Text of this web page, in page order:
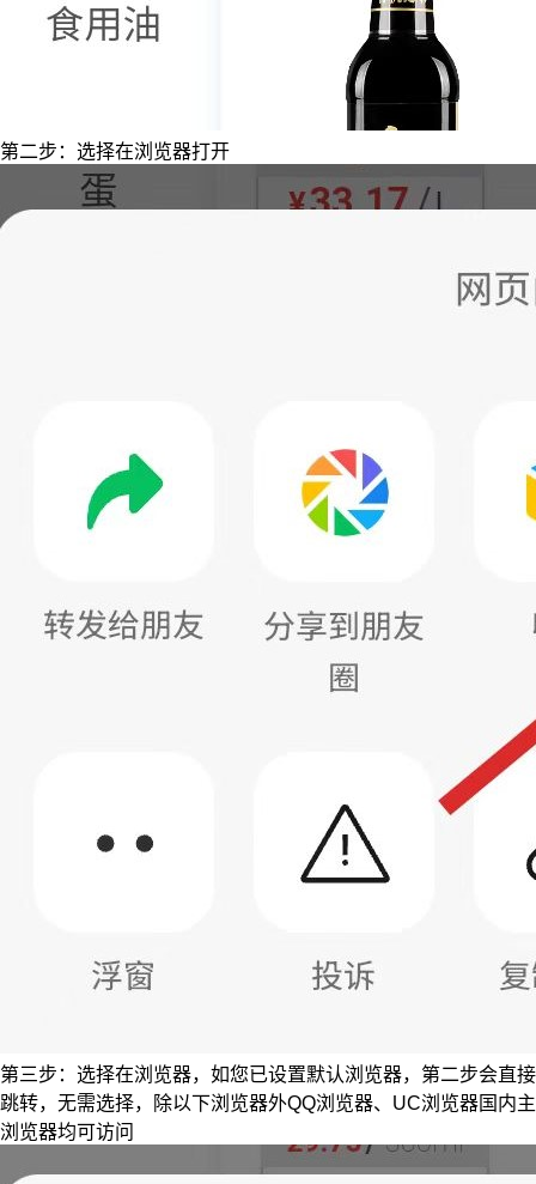
第二步：选择在浏览器打开
第三步：选择在浏览器，如您已设置默认浏览器，第二步会直接
跳转，无需选择，除以下浏览器外QQ浏览器、UC浏览器国内主
浏览器均可访问